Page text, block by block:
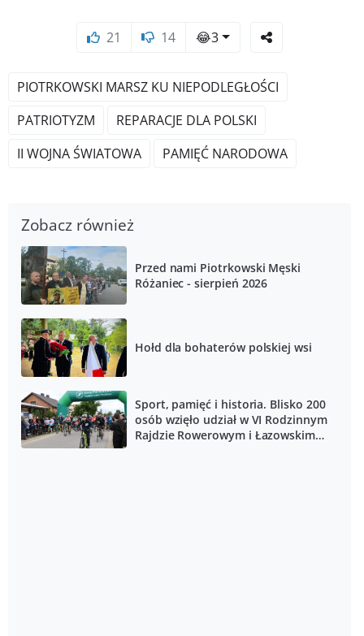
21 14 😂3
PIOTRKOWSKI MARSZ KU NIEPODLEGŁOŚCI
PATRIOTYZM
REPARACJE DLA POLSKI
II WOJNA ŚWIATOWA
PAMIĘĆ NARODOWA
Zobacz również
Przed nami Piotrkowski Męski
Różaniec - sierpień 2026
Hołd dla bohaterów polskiej wsi
Sport, pamięć i historia. Blisko 200
osób wzięło udział w VI Rodzinnym
Rajdzie Rowerowym i Łazowskim